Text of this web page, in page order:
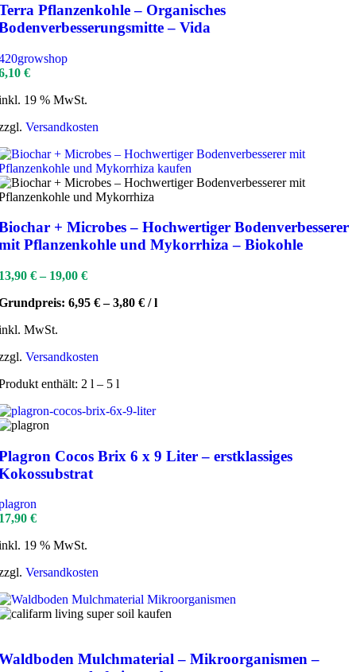
Pflanzenkohle – Organisches
– Vida
€
19 % MwSt.
Versandkosten
+ Microbes – Hochwertiger Bodenverbesserer
Pflanzenkohle und Mykorrhiza – Biokohle
€– 19,00 €
6,95 €–3,80 € /l
MwSt.
Versandkosten
enthält: 2 l – 5 l
Cocos Brix 6 x 9 Liter – erstklassiges
€
19 % MwSt.
Versandkosten
Mulchmaterial – Mikroorganismen –